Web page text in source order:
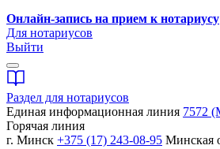
Онлайн-запись на прием к нотариусу
Для нотариусов
Выйти
Раздел для нотариусов
Единая информационная линия 7572
Горячая линия
г. Минск +375 (17) 243-08-95 Минская